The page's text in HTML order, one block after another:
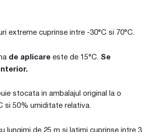
extreme cuprinse intre -30°C si 70°C.
de aplicare este de 15°C. Se
stocata in ambalajul original la o
si 50% umiditate relativa.
lungimi de 25 m si latimi cuprinse intre 3